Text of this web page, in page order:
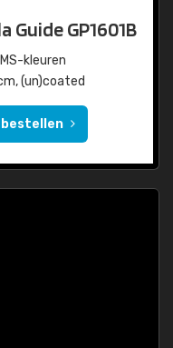
Guide GP1601B
kleuren
(un)coated
bestellen